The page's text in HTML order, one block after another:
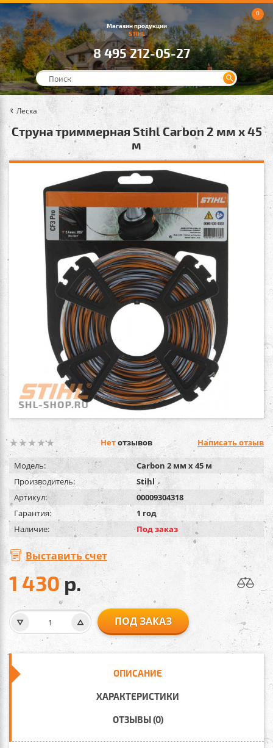
Магазин продукции
STIHL
8 495 212-05-27
0
Леска
Струна триммерная Stihl Carbon 2 мм х 45
м
Нетотзывов Написать отзыв
Модель:
Carbon 2 мм х 45 м
Производитель:
Stihl
Артикул:
00009304318
Гарантия:
1 год
Наличие:
Под заказ
Выставить счет
1 430р.
ПОД ЗАКАЗ
ОПИСАНИЕ
ХАРАКТЕРИСТИКИ
ОТЗЫВЫ (0)